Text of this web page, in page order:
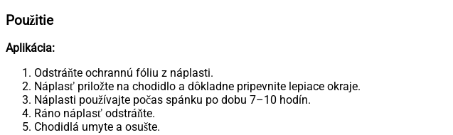
Použitie
Aplikácia:
Odstráňte ochrannú fóliu z náplasti.
Náplasť priložte na chodidlo a dôkladne pripevnite lepiace okraje.
Náplasti používajte počas spánku po dobu 7–10 hodín.
Ráno náplasť odstráňte.
Chodidlá umyte a osušte.